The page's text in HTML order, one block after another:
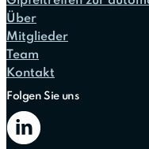
Über
Mitglieder
Team
Kontakt
Folgen Sie uns